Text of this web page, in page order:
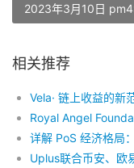
2023年3月10日
相关推荐
Vela· 链上收益的新
详解 PoS 经济格局